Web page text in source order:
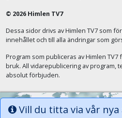
Vill du titta via vår nya
© 2026 Himlen TV7
Dessa sidor drivs av Himlen TV7 som
innehållet och till alla ändringar som
Program som publiceras av Himlen
bruk. All vidarepublicering av program,
absolut förbjuden.